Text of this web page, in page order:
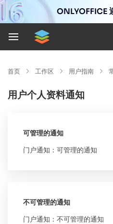
ONLYOFFICE
首页 工作区 用户指南
用户个人资料通知
可管理的通知
门户通知：可管理的通知
不可管理的通知
门户通知：不可管理的通知